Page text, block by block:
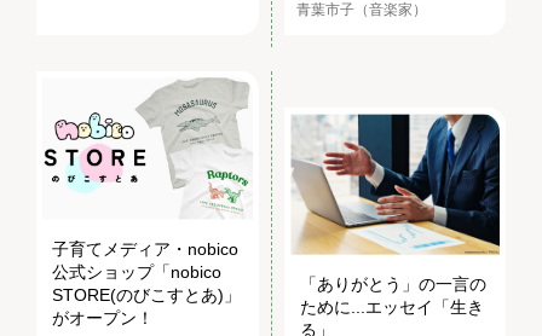
青葉市子（音楽家）
子育てメディア・nobico
公式ショップ「nobico
STORE(のびこすとあ)」
がオープン！
「ありがとう」の一言の
ために...エッセイ「生き
る」